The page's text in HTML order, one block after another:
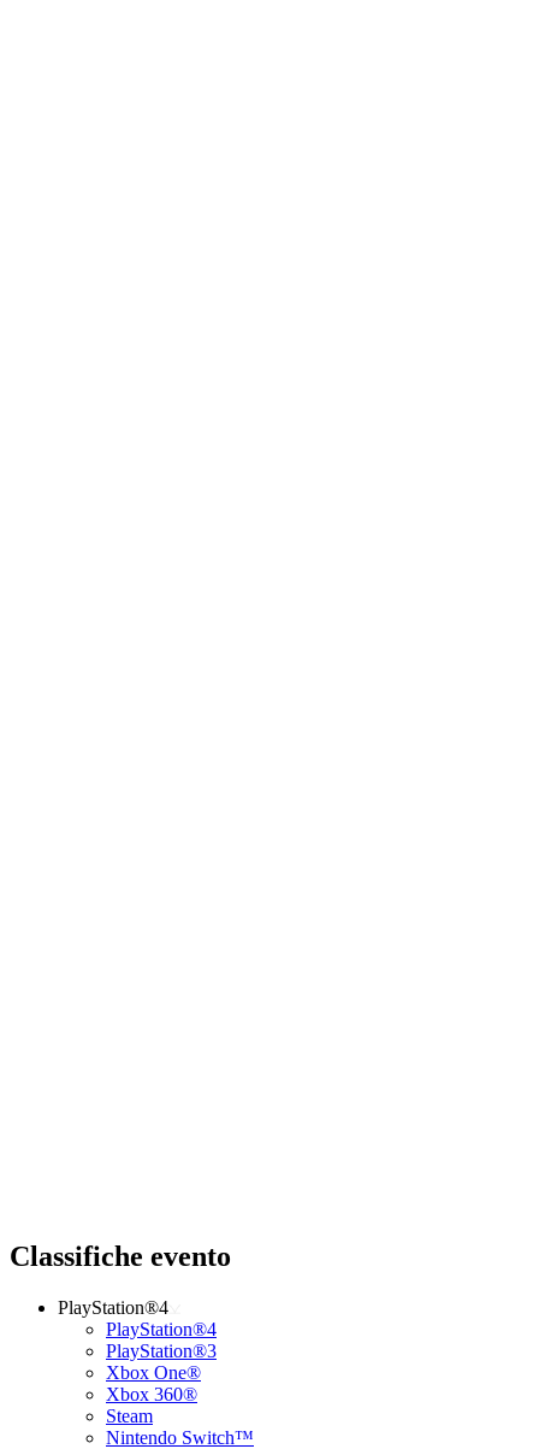
Classifiche evento
PlayStation®4
PlayStation®4
PlayStation®3
Xbox One®
Xbox 360®
Steam
Nintendo Switch™